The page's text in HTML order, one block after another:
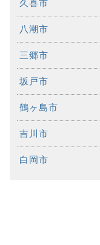
久喜市
八潮市
三郷市
坂戸市
鶴ヶ島市
吉川市
白岡市